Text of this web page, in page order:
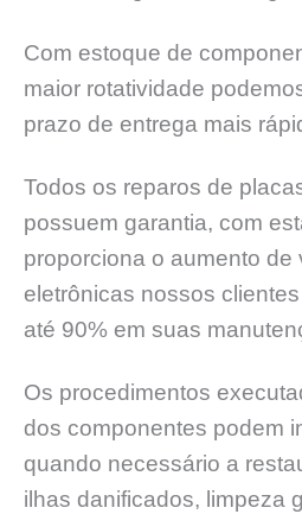
Com estoque de
maior rotatividade
prazo de entrega mais
Todos os reparos de
possuem garantia, com
proporciona o aumento de
eletrônicas nossos
até 90% em suas
Os procedimentos
dos componentes podem
quando necessário a
ilhas danificados, limpeza